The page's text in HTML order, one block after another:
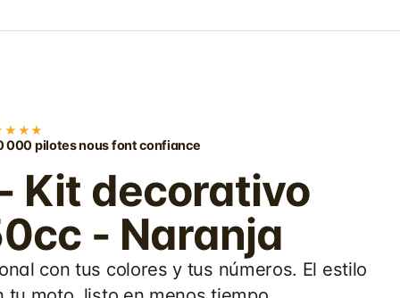
000 pilotes nous font confiance
- Kit decorativo
- Naranja
con tus colores y tus números. El estilo